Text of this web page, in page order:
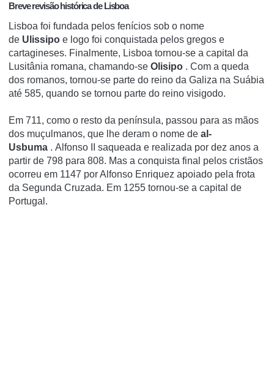
Breve revisão histórica de Lisboa
Lisboa foi fundada pelos fenícios sob o nome
de Ulissipo e logo foi conquistada pelos gregos e
cartagineses. Finalmente, Lisboa tornou-se a capital da
Lusitânia romana, chamando-se Olisipo . Com a queda
dos romanos, tornou-se parte do reino da Galiza na Suábia
até 585, quando se tornou parte do reino visigodo.
Em 711, como o resto da península, passou para as mãos
dos muçulmanos, que lhe deram o nome de al-
Usbuma . Alfonso II saqueada e realizada por dez anos a
partir de 798 para 808. Mas a conquista final pelos cristãos
ocorreu em 1147 por Alfonso Enriquez apoiado pela frota
da Segunda Cruzada. Em 1255 tornou-se a capital de
Portugal.